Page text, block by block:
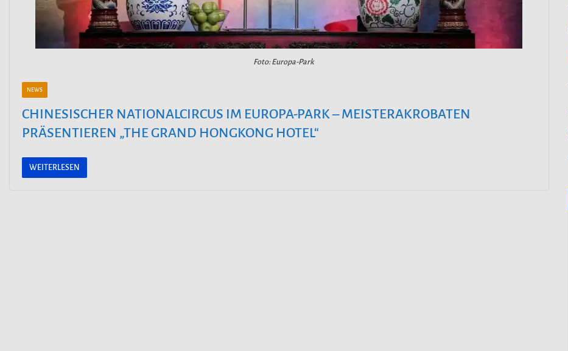
Foto: Europa-Park
NEWS
CHINESISCHER NATIONALCIRCUS IM EUROPA-PARK – MEISTERAKROBATEN
PRÄSENTIEREN „THE GRAND HONGKONG HOTEL“
WEITERLESEN